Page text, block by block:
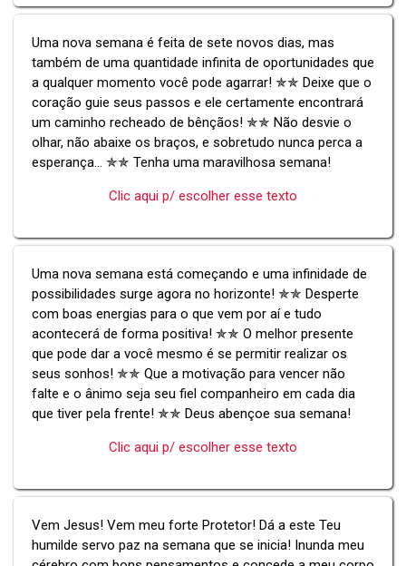
Uma nova semana é feita de sete novos dias, mas
também de uma quantidade infinita de oportunidades que
a qualquer momento você pode agarrar! ✯✯ Deixe que o
coração guie seus passos e ele certamente encontrará
um caminho recheado de bênçãos! ✯✯ Não desvie o
olhar, não abaixe os braços, e sobretudo nunca perca a
esperança... ✯✯ Tenha uma maravilhosa semana!
Clic aqui p/ escolher esse texto
Uma nova semana está começando e uma infinidade de
possibilidades surge agora no horizonte! ✯✯ Desperte
com boas energias para o que vem por aí e tudo
acontecerá de forma positiva! ✯✯ O melhor presente
que pode dar a você mesmo é se permitir realizar os
seus sonhos! ✯✯ Que a motivação para vencer não
falte e o ânimo seja seu fiel companheiro em cada dia
que tiver pela frente! ✯✯ Deus abençoe sua semana!
Clic aqui p/ escolher esse texto
Vem Jesus! Vem meu forte Protetor! Dá a este Teu
humilde servo paz na semana que se inicia! Inunda meu